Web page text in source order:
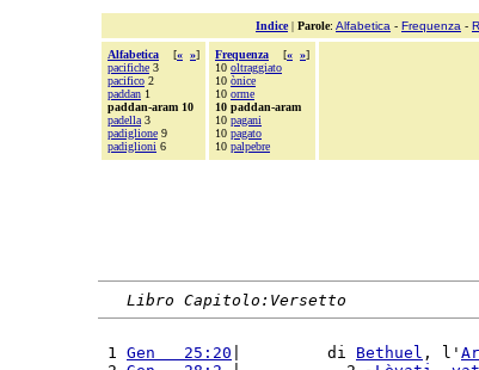
Indice| Parole: Alfabetica - Frequenza -
Alfabetica [« »]
pacifiche 3
pacifico 2
paddan 1
paddan-aram 10
padella 3
padiglione 9
padiglioni 6
Frequenza [« »]
10 oltraggiato
10 ònice
10 orme
10 paddan-aram
10 pagani
10 pagato
10 palpebre
Libro Capitolo:Versetto
1 Gen   25:20 |         di Bethuel , l'